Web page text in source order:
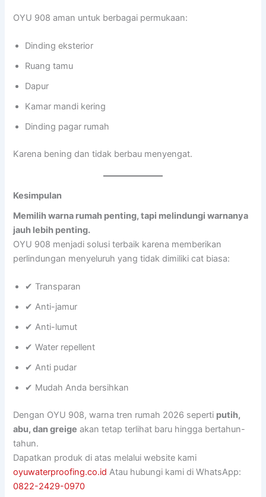
OYU 908 aman untuk berbagai permukaan:
Dinding eksterior
Ruang tamu
Dapur
Kamar mandi kering
Dinding pagar rumah
Karena bening dan tidak berbau menyengat.
Kesimpulan
Memilih warna rumah penting, tapi melindungi warnanya
jauh lebih penting.
OYU 908 menjadi solusi terbaik karena memberikan
perlindungan menyeluruh yang tidak dimiliki cat biasa:
✔ Transparan
✔ Anti-jamur
✔ Anti-lumut
✔ Water repellent
✔ Anti pudar
✔ Mudah Anda bersihkan
Dengan OYU 908, warna tren rumah 2026 seperti putih,
abu, dan greige akan tetap terlihat baru hingga bertahun-
tahun.
Dapatkan produk di atas melalui website kami
oyuwaterproofing.co.idAtau hubungi kami di WhatsApp:
0822-2429-0970